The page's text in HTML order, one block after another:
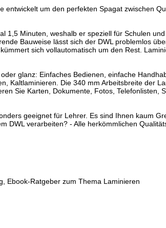
entwickelt um den perfekten Spagat zwischen
1,5 Minuten, weshalb er speziell für Schulen
Bauweise lässt sich der DWL problemlos
sich vollautomatisch um den Rest.
glanz: Einfaches Bedienen, einfache
Kaltlaminieren. Die 340 mm Arbeitsbreite der
Sie Karten, Dokumente, Fotos, Telefonlisten,
geeignet für Lehrer. Es sind Ihnen kaum
DWL verarbeiten? - Alle herkömmlichen
Ratgeber zum Thema Laminieren